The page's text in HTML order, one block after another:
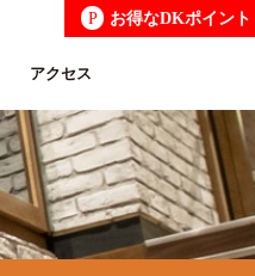
P お得なDKポイント
アクセス